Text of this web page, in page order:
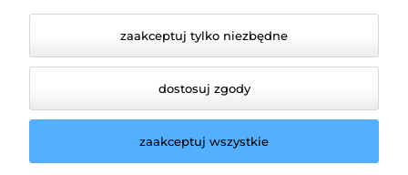
© 2026 zabawkowy-swiat.pl. Wszelkie prawa
zaakceptuj tylko niezbędne
dostosuj zgody
zaakceptuj wszystkie